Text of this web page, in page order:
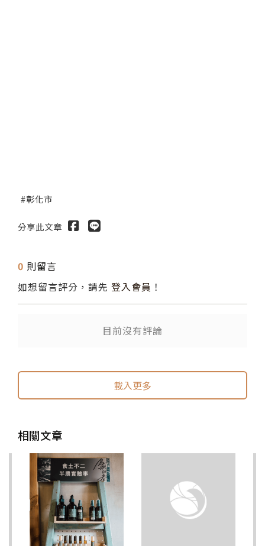
彰化市
分享此文章
0 則留言
如想留言評分，請先 登入會員 ！
目前沒有評論
載入更多
相關文章